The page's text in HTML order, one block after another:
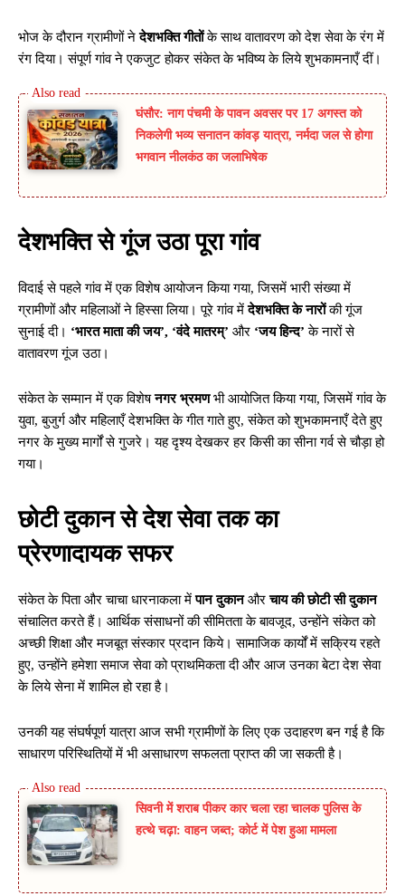
भोज के दौरान ग्रामीणों नेदेशभक्ति गीतोंके साथ वातावरण को देश सेवा के रंग में
रंग दिया। संपूर्ण गांव ने एकजुट होकर संकेत के भविष्य के लिये शुभकामनाएँ दीं।
घंसौर: नाग पंचमी के पावन अवसर पर 17 अगस्त को
निकलेगी भव्य सनातन कांवड़ यात्रा, नर्मदा जल से होगा
भगवान नीलकंठ का जलाभिषेक
देशभक्ति से गूंज उठा पूरा गांव
विदाई से पहले गांव में एक विशेष आयोजन किया गया, जिसमें भारी संख्या में
ग्रामीणों और महिलाओं ने हिस्सा लिया। पूरे गांव मेंदेशभक्ति के नारोंकी गूंज
सुनाई दी। ‘भारत माता की जय’, ‘वंदे मातरम्’ और ‘जय हिन्द’ के नारों से
वातावरण गूंज उठा।
संकेत के सम्मान में एक विशेषनगर भ्रमणभी आयोजित किया गया, जिसमें गांव के
युवा, बुजुर्ग और महिलाएँ देशभक्ति के गीत गाते हुए, संकेत को शुभकामनाएँ देते हुए
नगर के मुख्य मार्गों से गुजरे। यह दृश्य देखकर हर किसी का सीना गर्व से चौड़ा हो
गया।
छोटी दुकान से देश सेवा तक का
प्रेरणादायक सफर
संकेत के पिता और चाचा धारनाकला मेंपान दुकानऔरचाय की छोटी सी दुकान
संचालित करते हैं। आर्थिक संसाधनों की सीमितता के बावजूद, उन्होंने संकेत को
अच्छी शिक्षा और मजबूत संस्कार प्रदान किये। सामाजिक कार्यों में सक्रिय रहते
हुए, उन्होंने हमेशा समाज सेवा को प्राथमिकता दी और आज उनका बेटा देश सेवा
के लिये सेना में शामिल हो रहा है।
उनकी यह संघर्षपूर्ण यात्रा आज सभी ग्रामीणों के लिए एक उदाहरण बन गई है कि
साधारण परिस्थितियों में भी असाधारण सफलता प्राप्त की जा सकती है।
सिवनी में शराब पीकर कार चला रहा चालक पुलिस के
हत्थे चढ़ा: वाहन जब्त; कोर्ट में पेश हुआ मामला